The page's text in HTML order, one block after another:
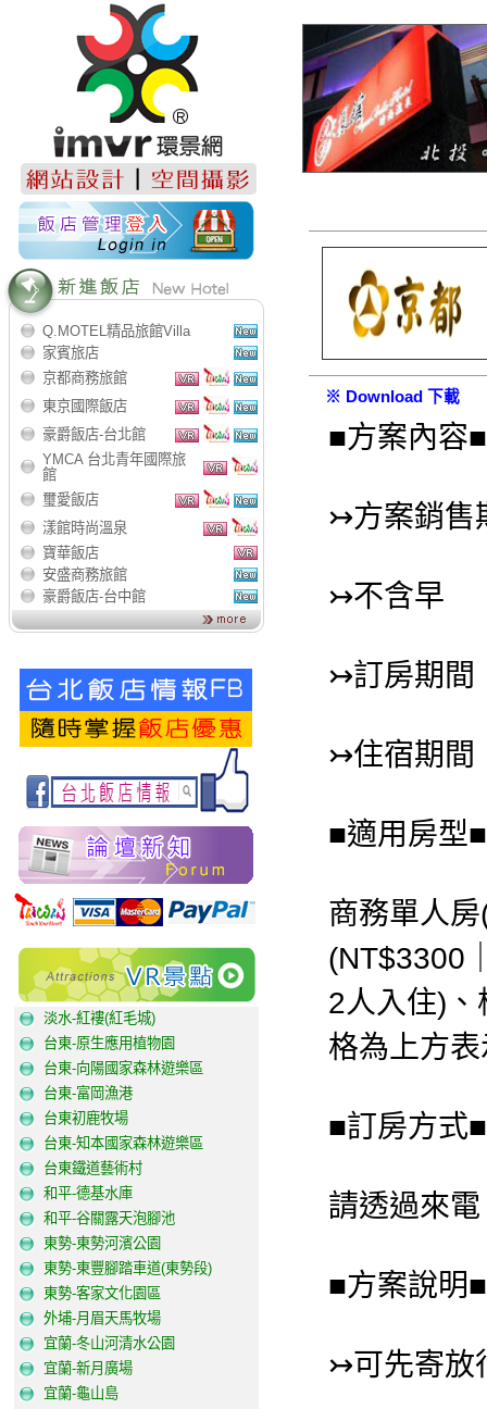
Q.MOTEL精品旅館Villa
家賓旅店
京都商務旅館
東京國際飯店
豪爵飯店-台北館
YMCA 台北青年國際旅
館
璽愛飯店
漾館時尚溫泉
寶華飯店
安盛商務旅館
豪爵飯店-台中館
淡水-紅褸(紅毛城)
台東-原生應用植物園
台東-向陽國家森林遊樂區
台東-富岡漁港
台東初鹿牧場
台東-知本國家森林遊樂區
台東鐵道藝術村
和平-德基水庫
和平-谷關露天泡腳池
東勢-東勢河濱公園
東勢-東豐腳踏車道(東勢段)
東勢-客家文化園區
外埔-月眉天馬牧場
宜蘭-冬山河清水公園
宜蘭-新月廣場
宜蘭-龜山島
※ Download 下載
■方案內容■
↣方案銷售
↣不含早
↣訂房期間
↣住宿期間
■適用房型■
商務單人
(NT$3300
2人入住)
格為上方
■訂房方式■
請透過來
■方案說明■
↣可先寄放